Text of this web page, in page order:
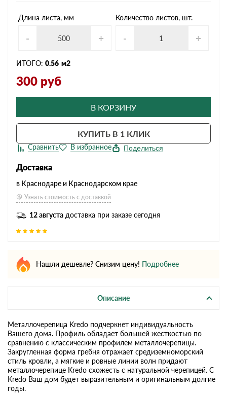
Длина листа, мм
- +
Количество листов, шт.
- +
ИТОГО: 0.56 м2
300 руб
В КОРЗИНУ
КУПИТЬ В 1 КЛИК
Поделиться
Доставка
в Краснодаре и Краснодарском крае
Узнать стоимость с доставкой
12 августа доставка при заказе сегодня
Нашли дешевле? Снизим цену! Подробнее
Описание
Металлочерепица Kredo подчеркнет индивидуальность
Вашего дома. Профиль обладает большей жесткостью по
сравнению с классическим профилем металлочерепицы.
Закругленная форма гребня отражает средиземноморский
стиль кровли, а мягкие и ровные линии волн придают
металлочерепице Kredo схожесть с натуральной черепицей. С
Kredo Ваш дом будет выразительным и оригинальным долгие
годы.